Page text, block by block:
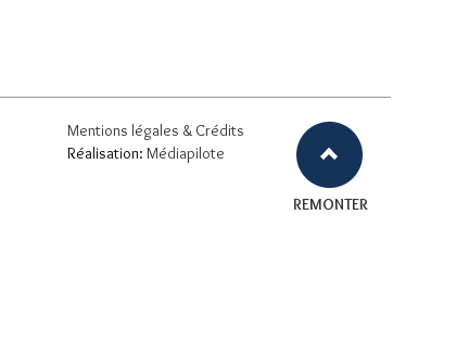
Mentions légales & Crédits
Réalisation: Médiapilote
REMONTER